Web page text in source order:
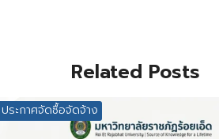
Related Posts
ประกาศจัดซื้อจัดจ้าง